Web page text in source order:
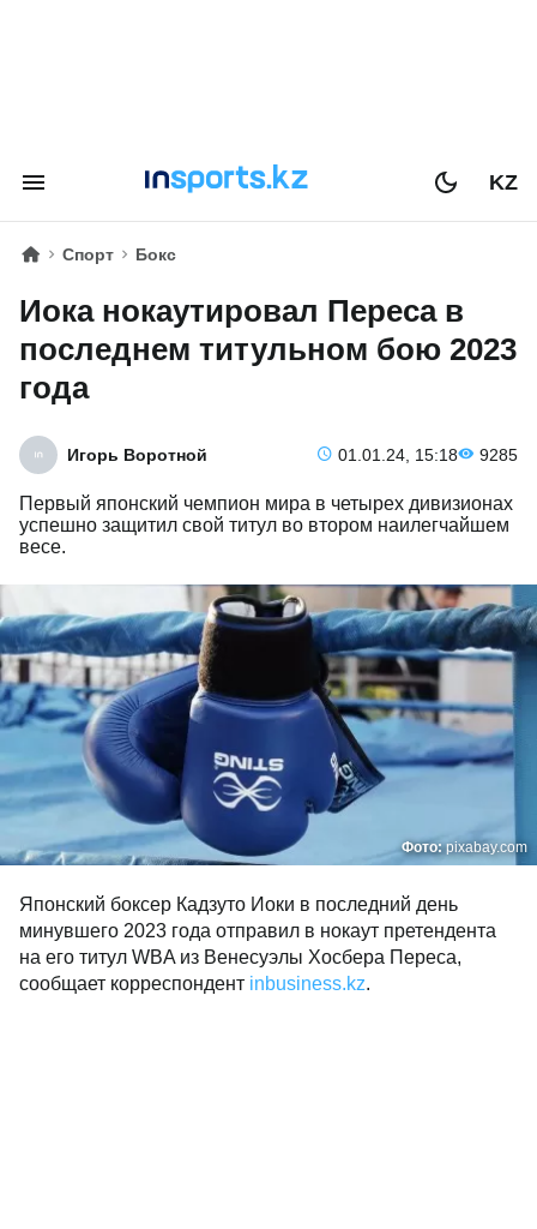
KZ
Спорт Бокс
Иока нокаутировал Переса в
последнем титульном бою 2023
года
Игорь Воротной 01.01.24, 15:18 9285
Первый японский чемпион мира в четырех дивизионах
успешно защитил свой титул во втором наилегчайшем
весе.
Фото:pixabay.com
Японский боксер Кадзуто Иоки в последний день
минувшего 2023 года отправил в нокаут претендента
на его титул WBA из Венесуэлы Хосбера Переса,
сообщает корреспондент inbusiness.kz.